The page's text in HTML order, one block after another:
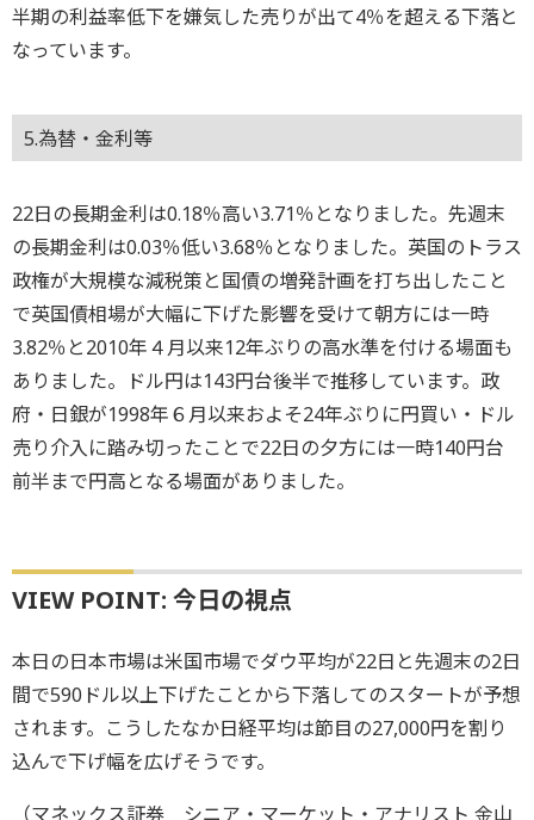
半期の利益率低下を嫌気した売りが出て4％を超える下落と
なっています。
5.為替・金利等
22日の長期金利は0.18％高い3.71％となりました。先週末
の長期金利は0.03％低い3.68％となりました。英国のトラス
政権が大規模な減税策と国債の増発計画を打ち出したこと
で英国債相場が大幅に下げた影響を受けて朝方には一時
3.82％と2010年４月以来12年ぶりの高水準を付ける場面も
ありました。ドル円は143円台後半で推移しています。政
府・日銀が1998年６月以来およそ24年ぶりに円買い・ドル
売り介入に踏み切ったことで22日の夕方には一時140円台
前半まで円高となる場面がありました。
VIEW POINT: 今日の視点
本日の日本市場は米国市場でダウ平均が22日と先週末の2日
間で590ドル以上下げたことから下落してのスタートが予想
されます。こうしたなか日経平均は節目の27,000円を割り
込んで下げ幅を広げそうです。
（マネックス証券 シニア・マーケット・アナリスト 金山